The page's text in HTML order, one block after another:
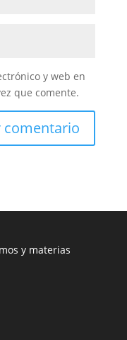
y web en
que comente.
y materias